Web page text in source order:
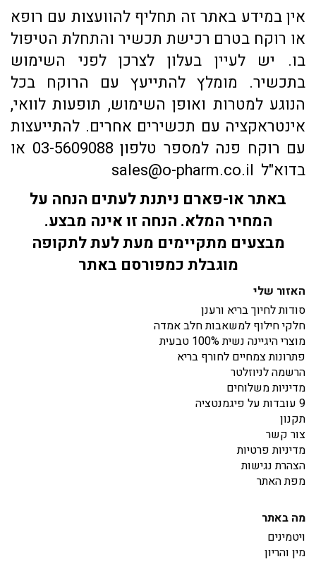
אין במידע באתר זה תחליף להוועצות עם רופא
או רוקח בטרם רכישת תכשיר והתחלת הטיפול
בו. יש לעיין בעלון לצרכן לפני השימוש
בתכשיר. מומלץ להתייעץ עם הרוקח בכל
הנוגע למטרות ואופן השימוש, תופעות לוואי,
אינטראקציה עם תכשירים אחרים. להתייעצות
עם רוקח פנה למספר טלפון 03-5609088 או
בדוא"ל sales@o-pharm.co.il
באתר או-פארם ניתנת לעתים הנחה על
המחיר המלא. הנחה זו אינה מבצע.
מבצעים מתקיימים מעת לעת לתקופה
מוגבלת כמפורסם באתר
האזור שלי
סודות לחיוך בריא ורענן
חלקי חילוף למשאבות חלב אמדה
מוצרי היגיינה נשית 100% טבעית
פתרונות צמחיים לחורף בריא
הרשמה לניוזלטר
מדיניות משלוחים
9 עובדות על פיגמנטציה
תקנון
צור קשר
מדיניות פרטיות
הצהרת נגישות
מפת האתר
מה באתר
ויטמינים
מין והריון